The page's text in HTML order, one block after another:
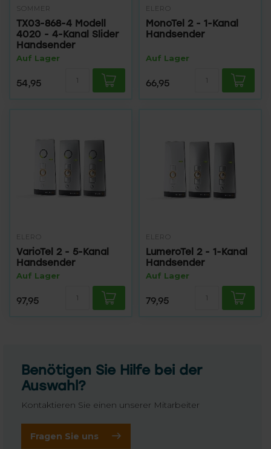
SOMMER
TX03-868-4 Modell
4020 - 4-Kanal Slider
Handsender
Auf Lager
54,95
ELERO
MonoTel 2 - 1-Kanal
Handsender
Auf Lager
66,95
ELERO
VarioTel 2 - 5-Kanal
Handsender
Auf Lager
97,95
ELERO
LumeroTel 2 - 1-Kanal
Handsender
Auf Lager
79,95
Benötigen Sie Hilfe bei der
Auswahl?
Kontaktieren Sie einen unserer Mitarbeiter
Fragen Sie uns